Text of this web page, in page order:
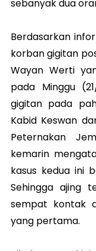
sebanyak dua
Berdasarkan
korban gigitan
Wayan Werti
pada Minggu
gigitan pada
Kabid Keswan
Peternakan
kemarin
kasus kedua ini
Sehingga ajing
sempat kontak
yang pertama.